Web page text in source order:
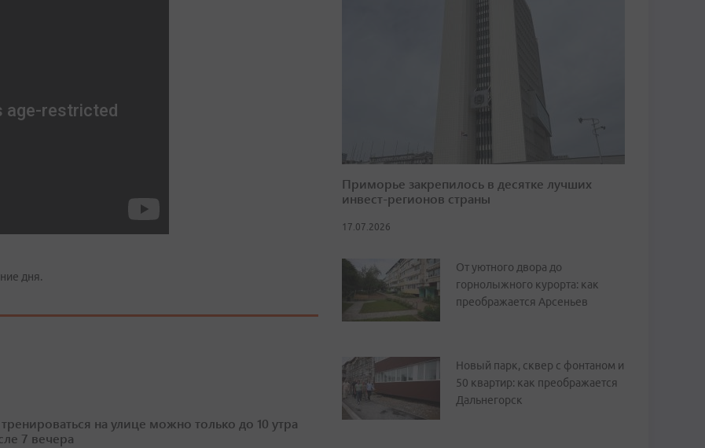
дня.
на улице можно только до 10 утра
7 вечера
Приморье закрепилось в десятке лучших
инвест-регионов страны
17.07.2026
От уютного двора до
горнолыжного курорта: как
преображается Арсеньев
Новый парк, сквер с фонтаном и
50 квартир: как преображается
Дальнегорск